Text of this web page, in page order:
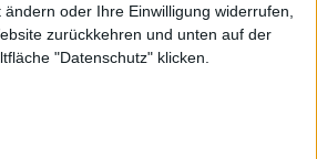
oder Ihre Einwilligung widerrufen,
zurückkehren und unten auf der
"Datenschutz" klicken.